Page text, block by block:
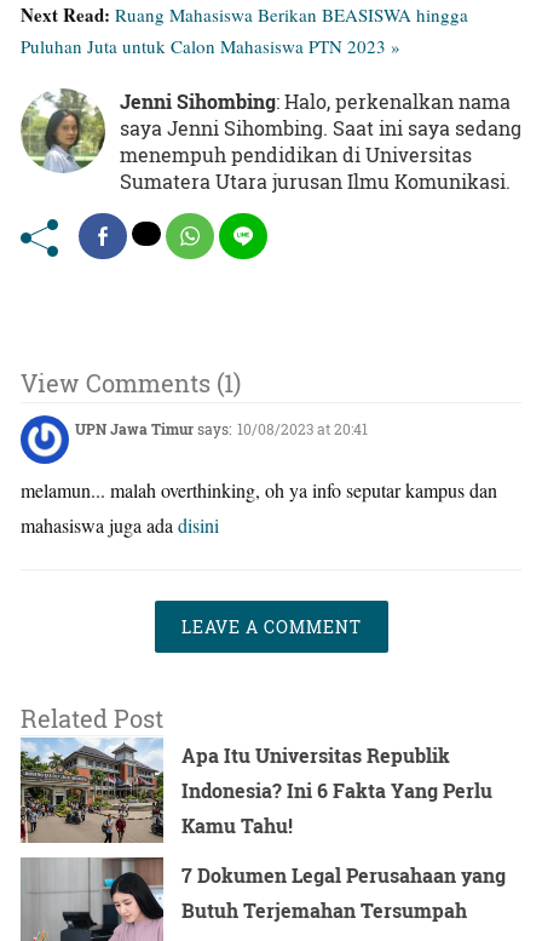
Next Read: Ruang Mahasiswa Berikan BEASISWA hingga
Puluhan Juta untuk Calon Mahasiswa PTN 2023 »
Jenni Sihombing: Halo, perkenalkan nama
saya Jenni Sihombing. Saat ini saya sedang
menempuh pendidikan di Universitas
Sumatera Utara jurusan Ilmu Komunikasi.
View Comments (1)
UPN Jawa Timursays: 10/08/2023 at 20:41
melamun... malah overthinking, oh ya info seputar kampus dan
mahasiswa juga ada disini
LEAVE A COMMENT
Related Post
Apa Itu Universitas Republik
Indonesia? Ini 6 Fakta Yang Perlu
Kamu Tahu!
7 Dokumen Legal Perusahaan yang
Butuh Terjemahan Tersumpah